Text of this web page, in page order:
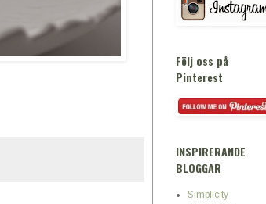
Följ oss på
Pinterest
INSPIRERANDE
BLOGGAR
Simplicity